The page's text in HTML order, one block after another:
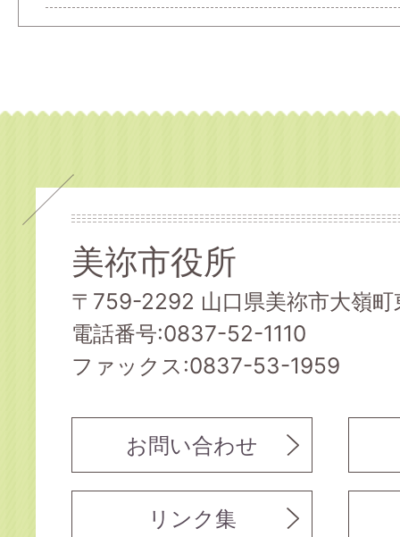
美祢市役所
〒759-2292 山口県美祢市大嶺
電話番号:0837-52-1110
ファックス:0837-53-1959
お問い合わせ
リンク集